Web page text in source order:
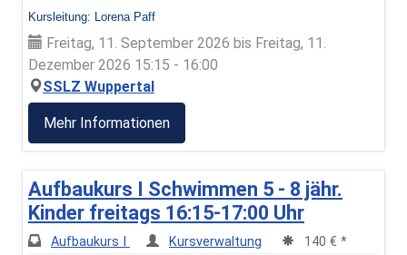
Kursleitung: Lorena Paff
Freitag, 11. September 2026 bis Freitag, 11.
Dezember 2026 15:15 - 16:00
SSLZ Wuppertal
Mehr Informationen
Aufbaukurs I Schwimmen 5 - 8 jähr.
Kinder freitags 16:15-17:00 Uhr
Aufbaukurs I Kursverwaltung 140 € *